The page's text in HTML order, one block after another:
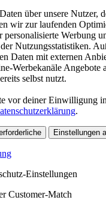
über unsere Nutzer,
wir zur laufenden
personalisierte Werbung
Nutzungsstatistiken.
Daten mit externen
Werbekanäle Angebote
selbst nutzt.
vor deiner Einwilligung
.
Einstellungen
Einstellungen
Customer-Match